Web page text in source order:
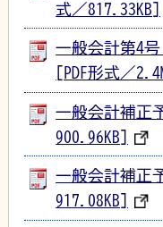
式／817.33KB]
一般会計第4
[PDF形式／
一般会計補正
900.96KB]
一般会計補正
917.08KB]